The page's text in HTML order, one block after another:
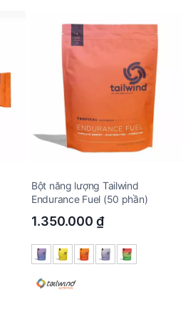
Bột năng lượng Tailwind
Endurance Fuel (50 phần)
1.350.000 ₫